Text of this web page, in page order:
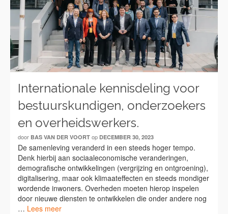
Internationale kennisdeling voor
bestuurskundigen, onderzoekers
en overheidswerkers.
door BAS VAN DER VOORT op DECEMBER 30, 2023
De samenleving veranderd in een steeds hoger tempo.
Denk hierbij aan sociaaleconomische veranderingen,
demografische ontwikkelingen (vergrijzing en ontgroening),
digitalisering, maar ook klimaateffecten en steeds mondiger
wordende inwoners. Overheden moeten hierop inspelen
door nieuwe diensten te ontwikkelen die onder andere nog
… Lees meer